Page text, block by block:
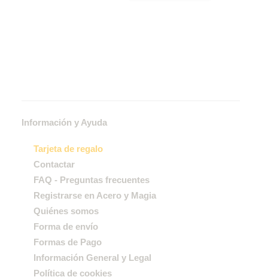
Información y Ayuda
Tarjeta de regalo
Contactar
FAQ - Preguntas frecuentes
Registrarse en Acero y Magia
Quiénes somos
Forma de envío
Formas de Pago
Información General y Legal
Política de cookies